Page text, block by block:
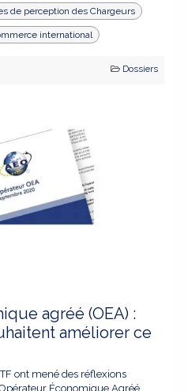
de perception des Chargeurs
international
Dossiers
agréé (OEA) :
améliorer ce
ont mené des réflexions
Économique Agréé